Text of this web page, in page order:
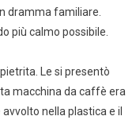
dramma familiare.
più calmo possibile.
Le si presentò
macchina da caffè era
nella plastica e il